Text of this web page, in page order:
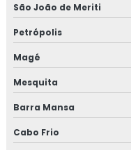
São João de Meriti
Petrópolis
Magé
Mesquita
Barra Mansa
Cabo Frio